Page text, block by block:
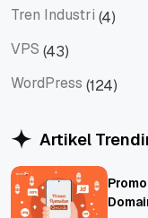
Tren Industri (4)
VPS (43)
WordPress (124)
Artikel